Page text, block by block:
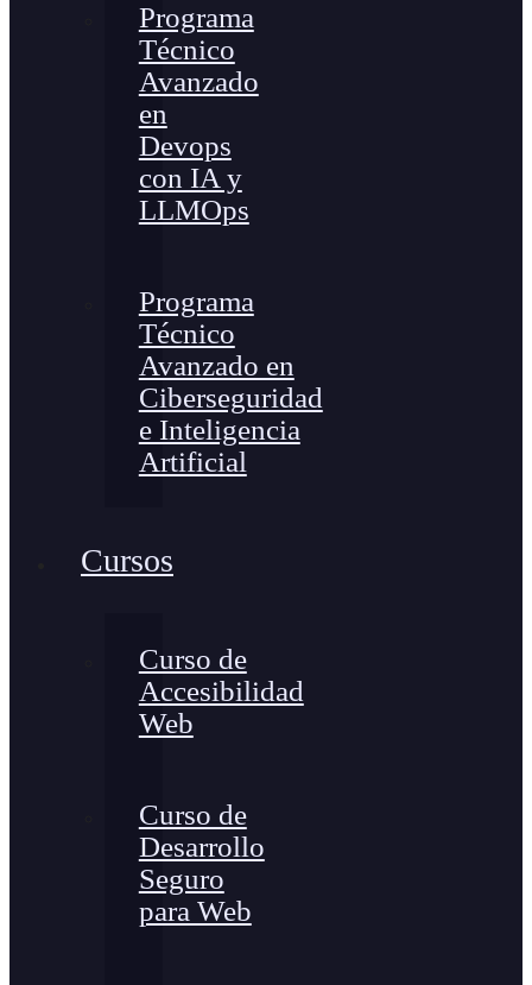
Programa
Técnico
Avanzado
en
Devops
con IA y
LLMOps
Programa
Técnico
Avanzado en
Ciberseguridad
e Inteligencia
Artificial
Cursos
Curso de
Accesibilidad
Web
Curso de
Desarrollo
Seguro
para Web